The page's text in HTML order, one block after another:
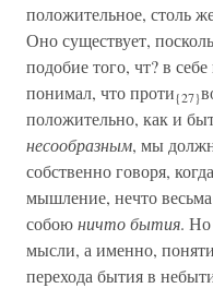
положительное, столь
Оно существует,
подобие того, чт? в
понимал, что проти{27}
положительно, как и
несообразным, мы
собственно говоря,
мышление, нечто
собоюничто бытия. Но
мысли, а именно,
перехода бытия в